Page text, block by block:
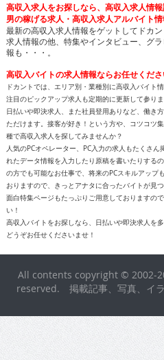
高収入求人をお探しなら、高収入求人情
男の稼げる求人・高収入求人アルバイト
最新の高収入求人情報をゲットしてドカン
求人情報の他、特集やインタビュー、グ
報も・・・。
高収入バイトの求人情報ならお任せくださ
ドカントでは、エリア別・業種別に高収入バイト
注目のピックアップ求人も定期的に更新して参り
日払いや即決求人、また社員登用ありなど、働き
ただけます。接客が好き！という方や、コツコツ
種で高収入求人を探してみませんか？
人気のPCオペレーター、PC入力の求人もたくさ
れたデータ情報を入力したり原稿を書いたりする
の方でも可能なお仕事で、将来のPCスキルアップ
おりますので、きっとアナタに合ったバイトが見つ
面白特集ページもたっぷりご用意しておりますの
い！
高収入バイトをお探しなら、日払いや即決求人を
どうぞお任せくださいませ！
All contents copyright © 2002-
reserved. 掲載記事、写真、イラ